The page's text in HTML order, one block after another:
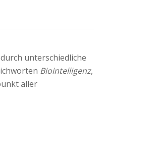
unterschiedliche
Biointelligenz,
aller